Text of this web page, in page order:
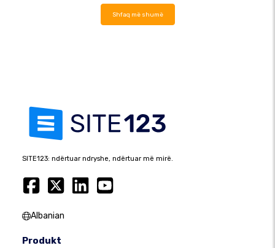
Shfaq më shumë
SITE123: ndërtuar ndryshe, ndërtuar më mirë.
Albanian
Produkt